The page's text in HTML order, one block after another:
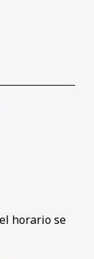
horario se